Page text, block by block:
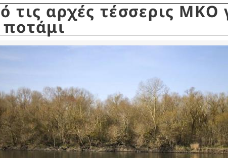
τις αρχές τέσσερις ΜΚΟ